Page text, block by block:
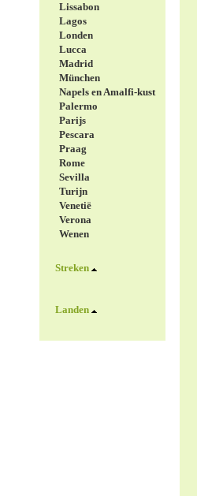
Lissabon
Lagos
Londen
Lucca
Madrid
München
Napels en Amalfi-kust
Palermo
Parijs
Pescara
Praag
Rome
Sevilla
Turijn
Venetië
Verona
Wenen
Streken
Landen